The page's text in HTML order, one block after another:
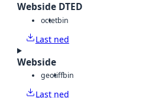
Webside DTED
octetbin
Last ned
Webside
geotiffbin
Last ned